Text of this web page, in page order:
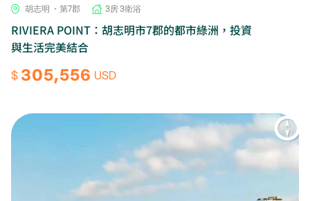
胡志明 ・第7郡 3房 3衛浴
RIVIERA POINT：胡志明市7郡的都市綠洲，投資
與生活完美結合
$ 305,556 USD